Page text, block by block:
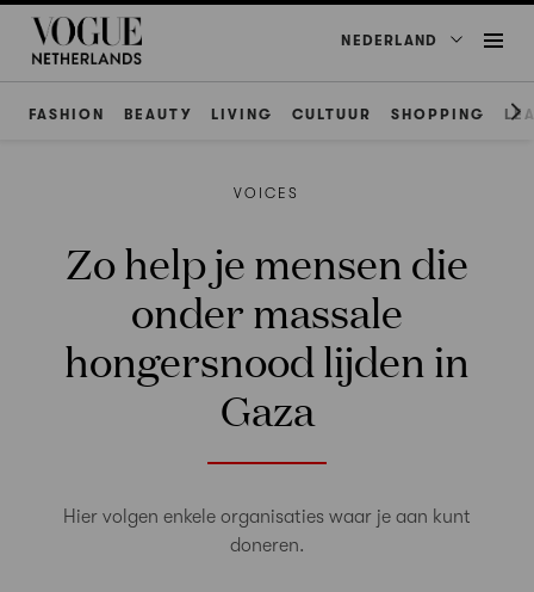
NEDERLAND
FASHION BEAUTY LIVING CULTUUR SHOPPING
VOICES
Zo help je mensen die
onder massale
hongersnood lijden in
Gaza
Hier volgen enkele organisaties waar je aan kunt
doneren.